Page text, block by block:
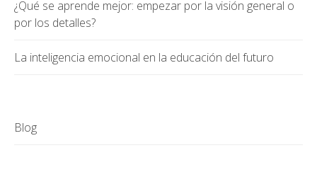
¿Qué se aprende mejor: empezar por la visión general o
por los detalles?
La inteligencia emocional en la educación del futuro
Blog